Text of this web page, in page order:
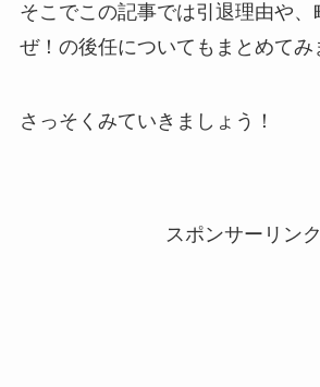
そこでこの記事では引退理由や、
ぜ！の後任についてもまとめてみ
さっそくみていきましょう！
スポンサーリンク